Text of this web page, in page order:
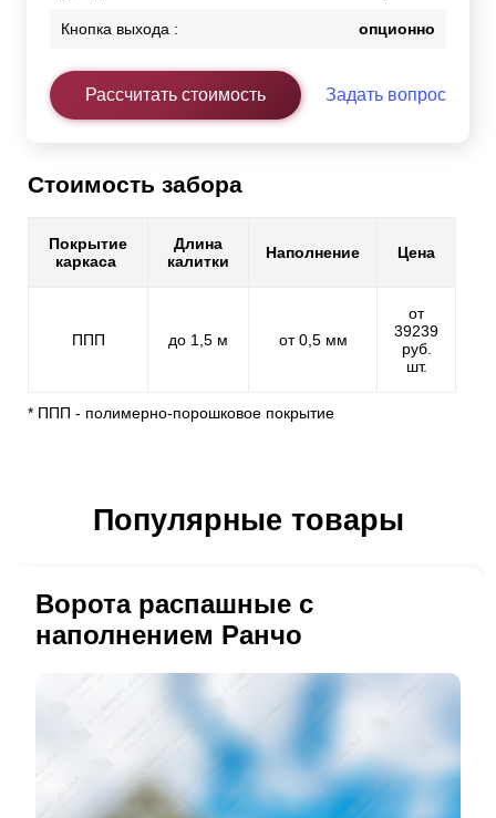
Кнопка выхода : опционно
Рассчитать стоимость Задать вопрос
Стоимость забора
Покрытие
каркаса
Длина
калитки
Наполнение Цена
ППП до 1,5 м от 0,5 мм
от
39239
руб.
шт.
* ППП - полимерно-порошковое покрытие
Популярные товары
Ворота распашные с
наполнением Ранчо